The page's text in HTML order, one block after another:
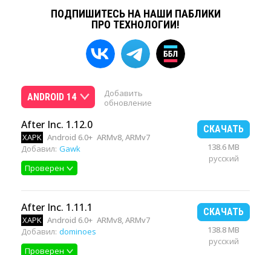
ПОДПИШИТЕСЬ НА НАШИ ПАБЛИКИ
ПРО ТЕХНОЛОГИИ!
ANDROID 14
Добавить
обновление
After Inc. 1.12.0
XAPK Android 6.0+ ARMv8, ARMv7
Добавил: Gawk
Проверен
СКАЧАТЬ
138.6 MB
русский
After Inc. 1.11.1
XAPK Android 6.0+ ARMv8, ARMv7
Добавил: dominoes
Проверен
СКАЧАТЬ
138.8 MB
русский